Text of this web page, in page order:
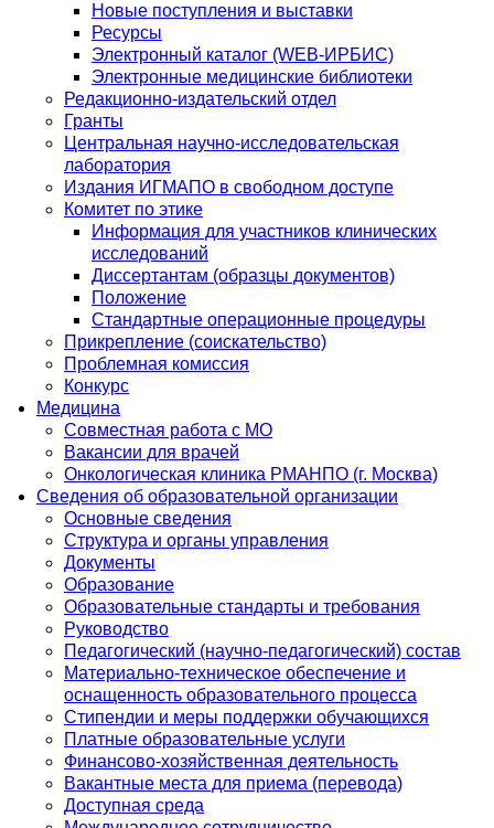
Новые поступления и выставки
Ресурсы
Электронный каталог (WEB-ИРБИС)
Электронные медицинские библиотеки
Редакционно-издательский отдел
Гранты
Центральная научно-исследовательская
лаборатория
Издания ИГМАПО в свободном доступе
Комитет по этике
Информация для участников клинических
исследований
Диссертантам (образцы документов)
Положение
Стандартные операционные процедуры
Прикрепление (соискательство)
Проблемная комиссия
Конкурс
Медицина
Совместная работа с МО
Вакансии для врачей
Онкологическая клиника РМАНПО (г. Москва)
Сведения об образовательной организации
Основные сведения
Структура и органы управления
Документы
Образование
Образовательные стандарты и требования
Руководство
Педагогический (научно-педагогический) состав
Материально-техническое обеспечение и
оснащенность образовательного процесса
Стипендии и меры поддержки обучающихся
Платные образовательные услуги
Финансово-хозяйственная деятельность
Вакантные места для приема (перевода)
Доступная среда